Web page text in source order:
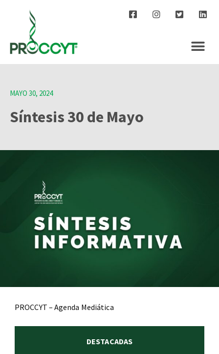
MAYO 30, 2024
Síntesis 30 de Mayo
PROCCYT – Agenda Mediática
DESTACADAS